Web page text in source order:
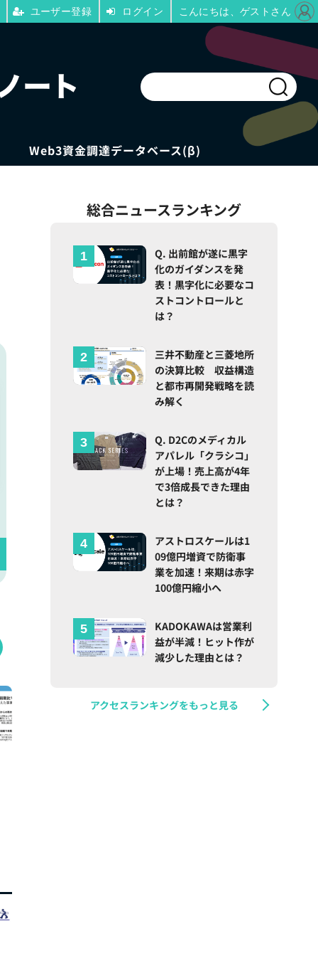
Web3資金調達データベース(β)
総合ニュースランキング
Q. 出前館が遂に黒字
化のガイダンスを発
表！黒字化に必要なコ
ストコントロールと
は？
三井不動産と三菱地所
の決算比較 収益構造
と都市再開発戦略を読
み解く
Q. D2Cのメディカル
アパレル「クラシコ」
が上場！売上高が4年
で3倍成長できた理由
とは？
アストロスケールは1
09億円増資で防衛事
業を加速！来期は赤字
100億円縮小へ
KADOKAWAは営業利
益が半減！ヒット作が
減少した理由とは？
アクセスランキングをもっと見る
ユーザー登録 ログイン こんにちは、ゲストさん